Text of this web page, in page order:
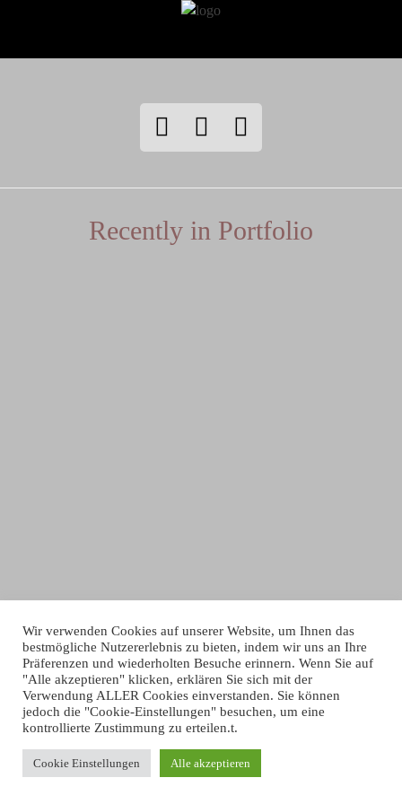
Recently in Portfolio
TIII MEDIA BY THOMAS DREIER
Wir verwenden Cookies auf unserer Website, um Ihnen das
bestmögliche Nutzererlebnis zu bieten, indem wir uns an Ihre
Präferenzen und wiederholten Besuche erinnern. Wenn Sie auf
"Alle akzeptieren" klicken, erklären Sie sich mit der
Verwendung ALLER Cookies einverstanden. Sie können
jedoch die "Cookie-Einstellungen" besuchen, um eine
kontrollierte Zustimmung zu erteilen.t.
Cookie Einstellungen Alle akzeptieren